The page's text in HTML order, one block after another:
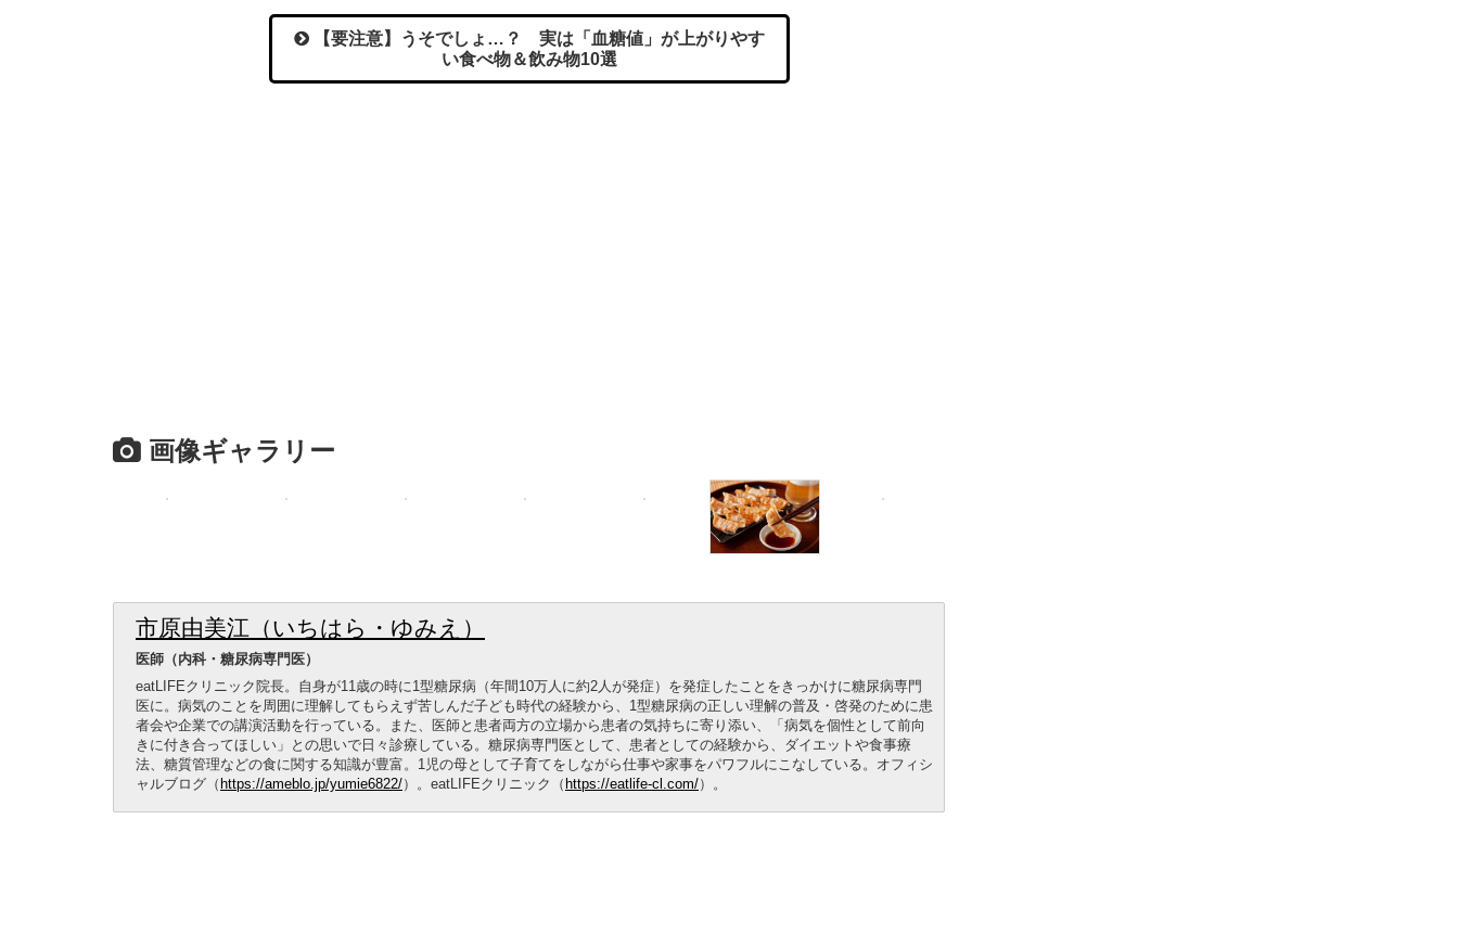
【要注意】うそでしょ…？ 実は「血糖値」が上がりやす
い食べ物＆飲み物10選
画像ギャラリー
市原由美江（いちはら・ゆみえ）
医師（内科・糖尿病専門医）
eatLIFEクリニック院長。自身が11歳の時に1型糖尿病（年間10万人に約2人が発症）を発症したことをきっかけに糖尿病専門
医に。病気のことを周囲に理解してもらえず苦しんだ子ども時代の経験から、1型糖尿病の正しい理解の普及・啓発のために患
者会や企業での講演活動を行っている。また、医師と患者両方の立場から患者の気持ちに寄り添い、「病気を個性として前向
きに付き合ってほしい」との思いで日々診療している。糖尿病専門医として、患者としての経験から、ダイエットや食事療
法、糖質管理などの食に関する知識が豊富。1児の母として子育てをしながら仕事や家事をパワフルにこなしている。オフィシ
ャルブログ（ https://ameblo.jp/yumie6822/）。eatLIFEクリニック（ https://eatlife-cl.com/）。